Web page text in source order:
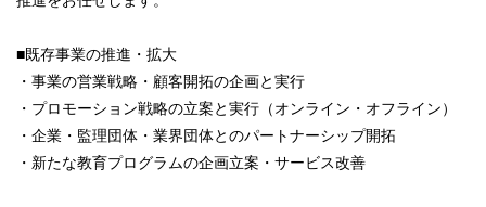
■既存事業の推進・拡大
・事業の営業戦略・顧客開拓の企画と実行
・プロモーション戦略の立案と実行（オンライン・オフライン）
・企業・監理団体・業界団体とのパートナーシップ開拓
・新たな教育プログラムの企画立案・サービス改善